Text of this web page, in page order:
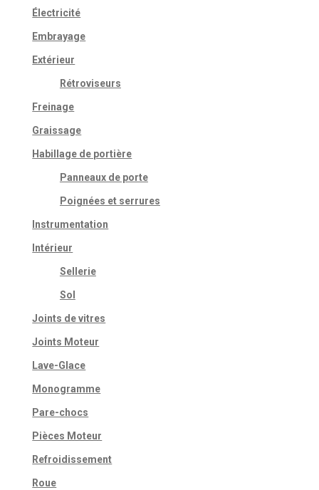
Électricité
Embrayage
Extérieur
Rétroviseurs
Freinage
Graissage
Habillage de portière
Panneaux de porte
Poignées et serrures
Instrumentation
Intérieur
Sellerie
Sol
Joints de vitres
Joints Moteur
Lave-Glace
Monogramme
Pare-chocs
Pièces Moteur
Refroidissement
Roue